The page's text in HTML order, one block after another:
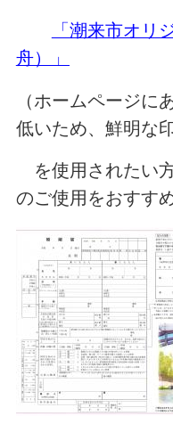
「潮来市オリ
舟）」
（ホームページに
低いため、鮮明な
を使用されたい
のご使用をおすす